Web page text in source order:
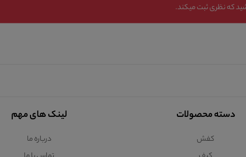
که نظری ثبت میکند.
دسته محصولات
کفش
لینک های مهم
درباره ما